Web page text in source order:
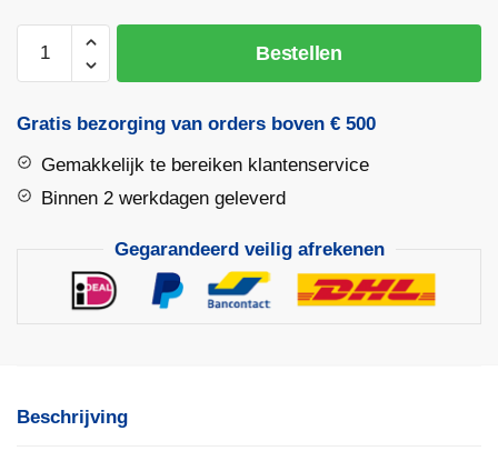
Bestellen
Gratis bezorging van orders boven € 500
Gemakkelijk te bereiken klantenservice
Binnen 2 werkdagen geleverd
Gegarandeerd veilig afrekenen
Beschrijving